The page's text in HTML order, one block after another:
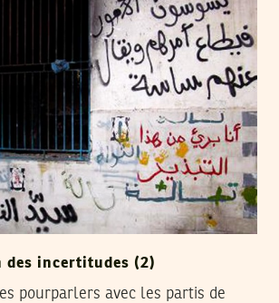
incertitudes (2)
pourparlers avec les partis de